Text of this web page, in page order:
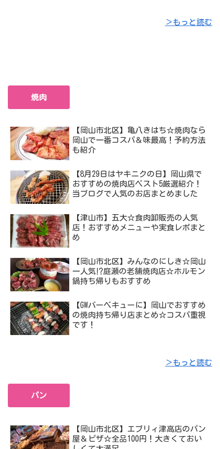
＞もっと読む
焼肉
【岡山市北区】亀八きはち☆焼肉なら
岡山で一番コスパ＆味最高！予約方法
も紹介
【8月29日はヤキニクの日】岡山県で
おすすめの焼肉店ベスト5厳選紹介！
当ブログで人気のお店まとめました
【津山市】五大☆食肉卸販売の人気
店！おすすめメニューや実食レポまと
め
【岡山市北区】みんなのにしき☆岡山
一人気⁉庭瀬の老舗焼肉店☆ホルモン
鍋持ち帰りもおすすめ
【GWバーベキューに】岡山でおすすめ
の焼肉持ち帰り店まとめ☆コスパ重視
です！
＞もっと読む
パン
【岡山市北区】エブリィ津高店のパン
屋＆ピザ☆全品100円！大きくておい